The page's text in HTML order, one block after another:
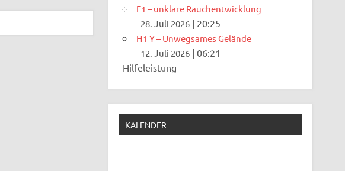
F1 – unklare Rauchentwicklung
28. Juli 2026 | 20:25
H1 Y – Unwegsames Gelände
12. Juli 2026 |06:21
Hilfeleistung
KALENDER